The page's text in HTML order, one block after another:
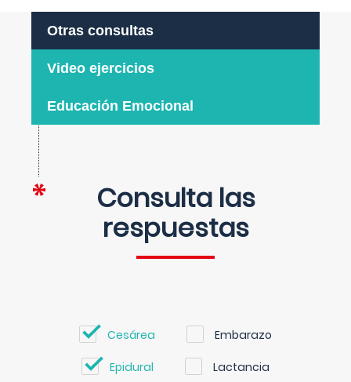
Otras consultas
Video ejercicios
Educación Emocional
Consulta las
respuestas
Cesárea Embarazo
Epidural Lactancia